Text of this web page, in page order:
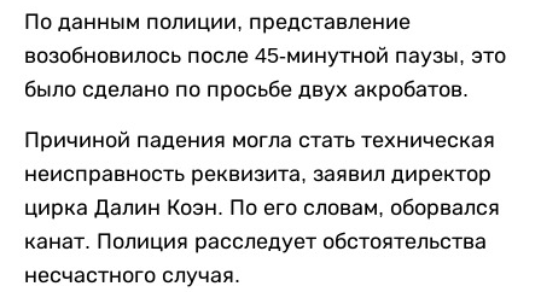
По данным полиции, представление
возобновилось после 45-минутной паузы, это
было сделано по просьбе двух акробатов.
Причиной падения могла стать техническая
неисправность реквизита, заявил директор
цирка Далин Коэн. По его словам, оборвался
канат. Полиция расследует обстоятельства
несчастного случая.